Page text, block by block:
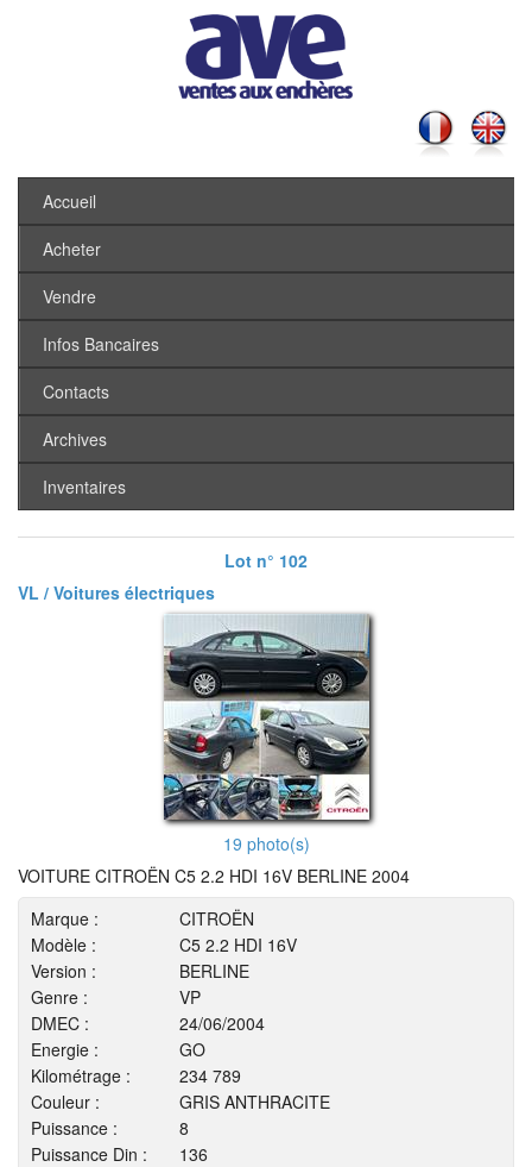
Accueil
Acheter
Vendre
Infos Bancaires
Contacts
Archives
Inventaires
Lot n° 102
VL / Voitures électriques
19 photo(s)
VOITURE CITROËN C5 2.2 HDI 16V BERLINE 2004
Marque :
CITROËN
Modèle :
C5 2.2 HDI 16V
Version :
BERLINE
Genre :
VP
DMEC :
24/06/2004
Energie :
GO
Kilométrage :
234 789
Couleur :
GRIS ANTHRACITE
Puissance :
8
Puissance Din :
136